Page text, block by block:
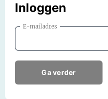
Inloggen
E-mailadres
Ga verder